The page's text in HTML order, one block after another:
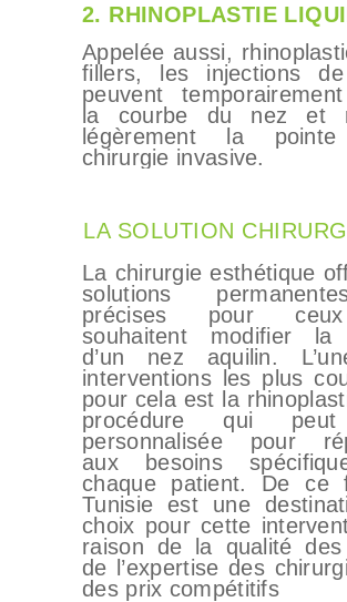
TARIFS
A PROPOS
SÉJOUR
DEMANDE DE
2. RHINOPLASTIE
Appelée aussi,
fillers, les injections
peuvent
la courbe du nez et
légèrement la
chirurgie invasive.
LA SOLUTION
La chirurgie esthétique
solutions
précises pour
souhaitent modifier la
d’un nez aquilin.
interventions les plus
pour cela est la
procédure qui
personnalisée pour
aux besoins
chaque patient. De ce
Tunisie est une
choix pour cette
raison de la qualité des
de l’expertise des
des prix compétitifs